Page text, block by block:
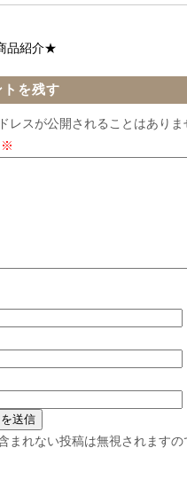
品紹介★
トを残す
レスが公開されることはありま
※
まれない投稿は無視されます